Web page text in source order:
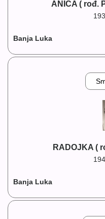
ANICA ( rođ.
Banja Luka
RADOJKA (
Banja Luka